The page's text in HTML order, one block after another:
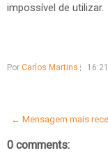
impossível de utilizar.
Por Carlos Martins 16:21
← Mensagem mais
0 comments: